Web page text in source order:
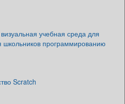
учебная среда для
школьников программированию
Scratch